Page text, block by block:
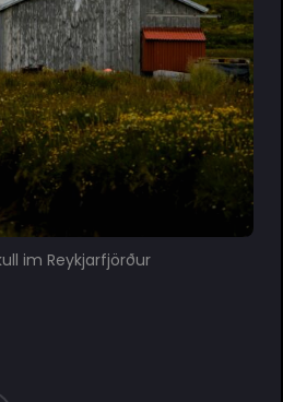
im Reykjarfjörður